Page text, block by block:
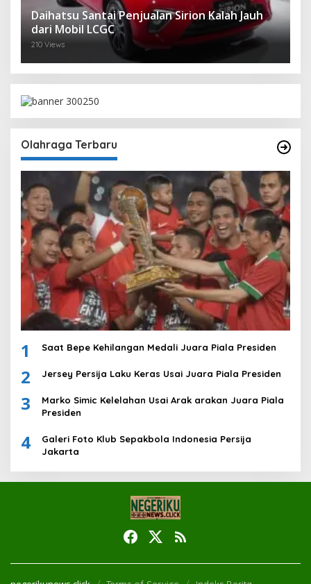
Daihatsu Santai Penjualan Sirion Kalah Jauh
dari Mobil LCGC
210 Views
Olahraga Terbaru
1 Saat Bepe Kehilangan Medali Juara Piala Presiden
2 Jersey Persija Laku Keras Usai Juara Piala Presiden
3
Marko Simic Kelelahan Usai Arak arakan Juara Piala
Presiden
4
Galeri Foto Klub Sepakbola Indonesia Persija
Jakarta